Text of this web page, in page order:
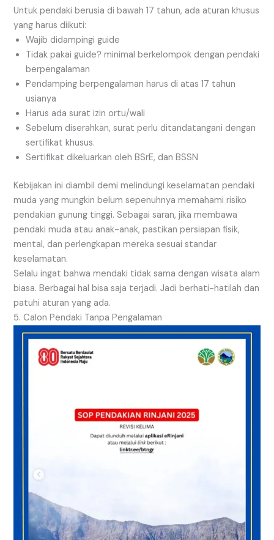
Untuk pendaki berusia di bawah 17 tahun, ada aturan khusus
yang harus diikuti:
Wajib didampingi guide
Tidak pakai guide? minimal berkelompok dengan pendaki
berpengalaman
Pendamping berpengalaman harus di atas 17 tahun
usianya
Harus ada surat izin ortu/wali
Sebelum diserahkan, surat perlu ditandatangani dengan
sertifikat khusus.
Sertifikat dikeluarkan oleh BSrE, dan BSSN
Kebijakan ini diambil demi melindungi keselamatan pendaki
muda yang mungkin belum sepenuhnya memahami risiko
pendakian gunung tinggi. Sebagai saran, jika membawa
pendaki muda atau anak-anak, pastikan persiapan fisik,
mental, dan perlengkapan mereka sesuai standar
keselamatan.
Selalu ingat bahwa mendaki tidak sama dengan wisata alam
biasa. Berbagai hal bisa saja terjadi. Jadi berhati-hatilah dan
patuhi aturan yang ada.
5. Calon Pendaki Tanpa Pengalaman